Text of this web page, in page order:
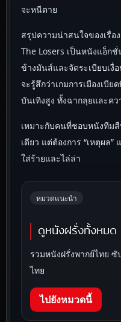
จะหนีตาย
สรุปความน่าสนใจของเรื่อง
The Losers เป็นหนังแอ็ก
ข้างมันส์และจัดระเบียบเงื่
จะรู้สึกว่าเกมการเมืองเบี
บันเทิงสูง ทั้งฉากลุยและค
เหมาะกับคนที่ชอบหนังทีม
เดียว แต่ต้องการ “เหตุผล
ใส่ร้ายและไล่ล่า
หมวดแนะนำ
ดูหนังฝรั่งทั้งหมด
รวมหนังฝรั่งพากย์ไทย ซั
ไทย
ไปยังหมวดนี้